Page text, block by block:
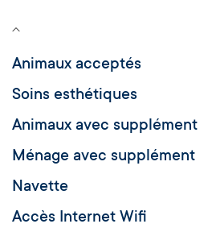
Animaux acceptés
Soins esthétiques
Animaux avec supplément
Ménage avec supplément
Navette
Accès Internet Wifi